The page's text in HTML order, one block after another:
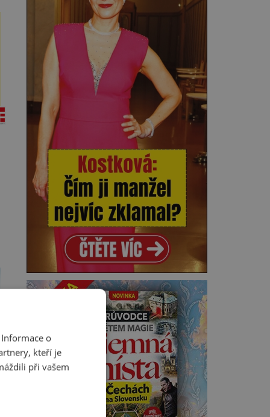
o
kteří je
při vašem